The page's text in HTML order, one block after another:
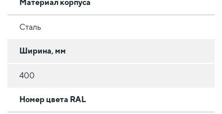
Материал корпуса
Сталь
Ширина, мм
400
Номер цвета RAL